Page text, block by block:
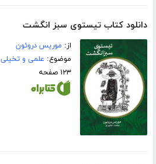
دانلود کتاب تیستوی سبز انگشت
از: موریس دروئون
موضوع: علمی و تخیلی
۱۲۳ صفحه